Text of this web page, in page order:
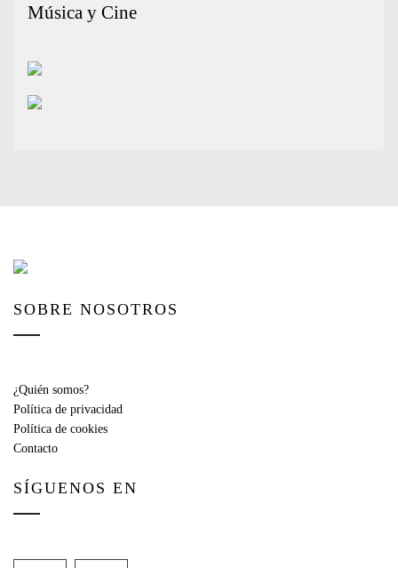
Música y Cine
SOBRE NOSOTROS
¿Quién somos?
Política de privacidad
Política de cookies
Contacto
SÍGUENOS EN